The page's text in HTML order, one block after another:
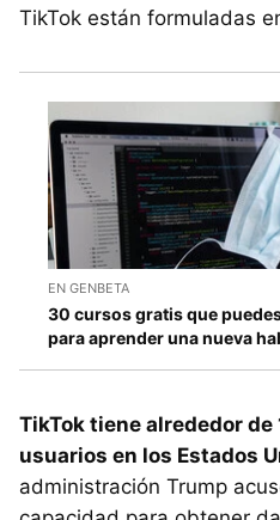
TikTok están formuladas
EN GENBETA
30 cursos gratis que
para aprender una nueva
TikTok tiene alrededor
usuarios en los Estados
administración Trump